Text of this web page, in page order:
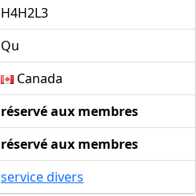
H4H2L3
Qu
Canada
réservé aux membres
réservé aux membres
service divers